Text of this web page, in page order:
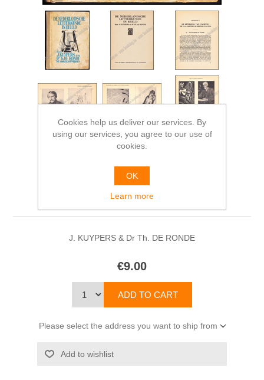
De Nederlandsche
Letterkunde in beeld
J. KUYPERS & Dr Th. DE RONDE
€9.00
Please select the address you want to ship from
Cookies help us deliver our services. By
using our services, you agree to our use of
cookies.
OK
Learn more